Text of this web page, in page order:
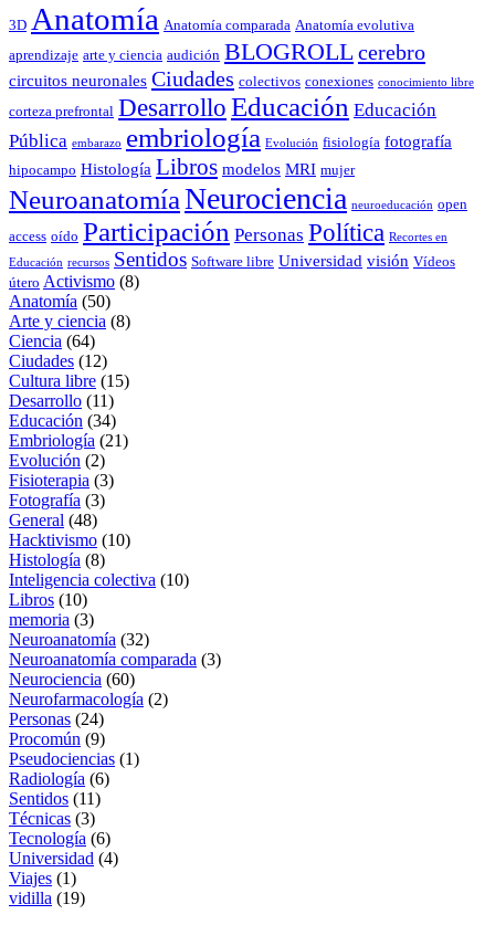
3D Anatomía Anatomía comparada Anatomía evolutiva
aprendizaje arte y ciencia audición BLOGROLLcerebro
circuitos neuronales Ciudades colectivos conexiones conocimiento libre
corteza prefrontal Desarrollo Educación Educación
Pública embarazo embriología Evolución fisiología fotografía
hipocampo Histología Libros modelos MRI mujer
NeuroanatomíaNeurociencia neuroeducación open
access oído Participación Personas Política Recortes en
Educación recursos Sentidos Software libre Universidad visión Vídeos
útero Activismo (8)
Anatomía (50)
Arte y ciencia (8)
Ciencia (64)
Ciudades (12)
Cultura libre (15)
Desarrollo (11)
Educación (34)
Embriología (21)
Evolución (2)
Fisioterapia (3)
Fotografía (3)
General (48)
Hacktivismo (10)
Histología (8)
Inteligencia colectiva (10)
Libros (10)
memoria (3)
Neuroanatomía (32)
Neuroanatomía comparada (3)
Neurociencia (60)
Neurofarmacología (2)
Personas (24)
Procomún (9)
Pseudociencias (1)
Radiología (6)
Sentidos (11)
Técnicas (3)
Tecnología (6)
Universidad (4)
Viajes (1)
vidilla (19)